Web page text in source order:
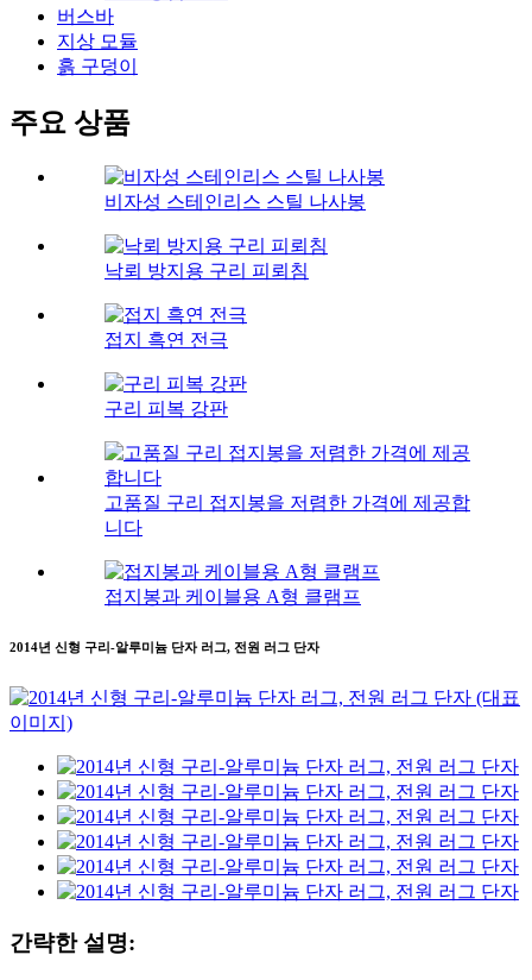
버스바
지상 모듈
흙 구덩이
주요 상품
비자성 스테인리스 스틸 나사봉
낙뢰 방지용 구리 피뢰침
접지 흑연 전극
구리 피복 강판
고품질 구리 접지봉을 저렴한 가격에 제공합
니다
접지봉과 케이블용 A형 클램프
2014년 신형 구리-알루미늄 단자 러그, 전원 러그 단자
간략한 설명: